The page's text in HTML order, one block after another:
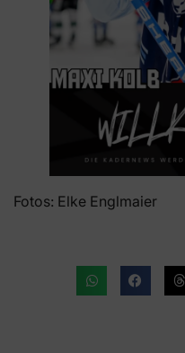
Fotos: Elke Englmaier